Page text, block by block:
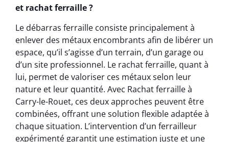
et rachat ferraille ?
Le débarras ferraille consiste principalement à
enlever des métaux encombrants afin de libérer un
espace, qu’il s’agisse d’un terrain, d’un garage ou
d’un site professionnel. Le rachat ferraille, quant à
lui, permet de valoriser ces métaux selon leur
nature et leur quantité. Avec Rachat ferraille à
Carry-le-Rouet, ces deux approches peuvent être
combinées, offrant une solution flexible adaptée à
chaque situation. L’intervention d’un ferrailleur
expérimenté garantit une estimation juste et une